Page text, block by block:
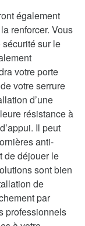
également
renforcer. Vous
sécurité sur le
votre porte
votre serrure
d’une
résistance à
Il peut
anti-
de déjouer le
sont bien
de
par
professionnels